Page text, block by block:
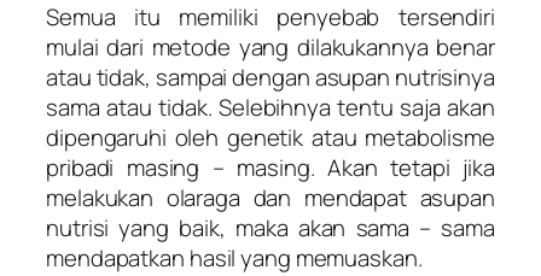
Semua itu memiliki penyebab tersendiri
mulai dari metode yang dilakukannya benar
atau tidak, sampai dengan asupan nutrisinya
sama atau tidak. Selebihnya tentu saja akan
dipengaruhi oleh genetik atau metabolisme
pribadi masing – masing. Akan tetapi jika
melakukan olaraga dan mendapat asupan
nutrisi yang baik, maka akan sama – sama
mendapatkan hasil yang memuaskan.